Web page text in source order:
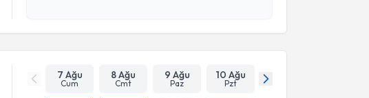
7 Ağu
Cum
8 Ağu
Cmt
9 Ağu
Paz
10 Ağu
Pzt